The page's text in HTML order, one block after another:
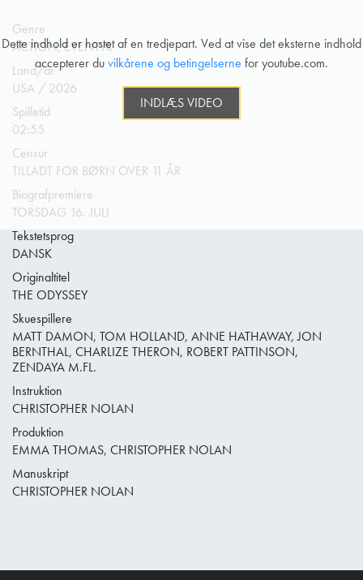
Dette indhold er hostet af en tredjepart. Ved at vise det eksterne indhold
accepterer duvilkårene og betingelserne for youtube.com.
INDLÆS VIDEO
Genre
ACTION, EVENTYR
Land/år
USA / 2026
Spilletid
02:55
Censur
TILLADT FOR BØRN OVER 11 ÅR
Biografpremiere
TORSDAG 16. JULI
Tekstetsprog
DANSK
Originaltitel
THE ODYSSEY
Skuespillere
MATT DAMON, TOM HOLLAND, ANNE HATHAWAY, JON
BERNTHAL, CHARLIZE THERON, ROBERT PATTINSON,
ZENDAYA M.FL.
Instruktion
CHRISTOPHER NOLAN
Produktion
EMMA THOMAS, CHRISTOPHER NOLAN
Manuskript
CHRISTOPHER NOLAN